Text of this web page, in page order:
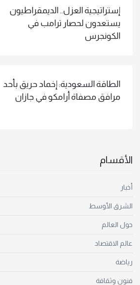
إستراتيجية العزل.. الديمقراطيون
يستعدون لحصار ترامب في
الكونجرس
الطاقة السعودية: إخماد حريق بأحد
مرافق مصفاة أرامكو في جازان
الأقسام
أخبار
الشرق الأوسط
حول العالم
عالم الاقتصاد
رياضة
فنون وثقافة